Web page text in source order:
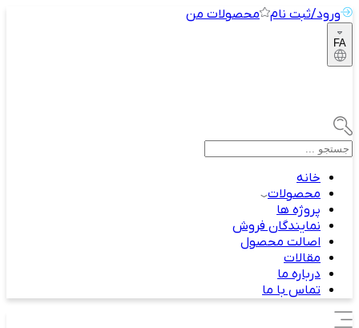
ورود/ثبت نام محصولات من
FA
خانه
محصولات
پروژه ها
نمایندگان فروش
اصالت محصول
مقالات
درباره ما
تماس با ما